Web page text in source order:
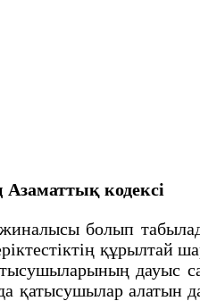
Азаматтық кодексi
болып
құрылтай
дауыс
алатын